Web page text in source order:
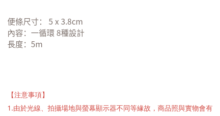
便條尺寸： 5 x 3.8cm
內容：一循環 8種設計
長度：5m
【注意事項】
1.由於光線、拍攝場地與螢幕顯示器不同等緣故，商品照與實物會有